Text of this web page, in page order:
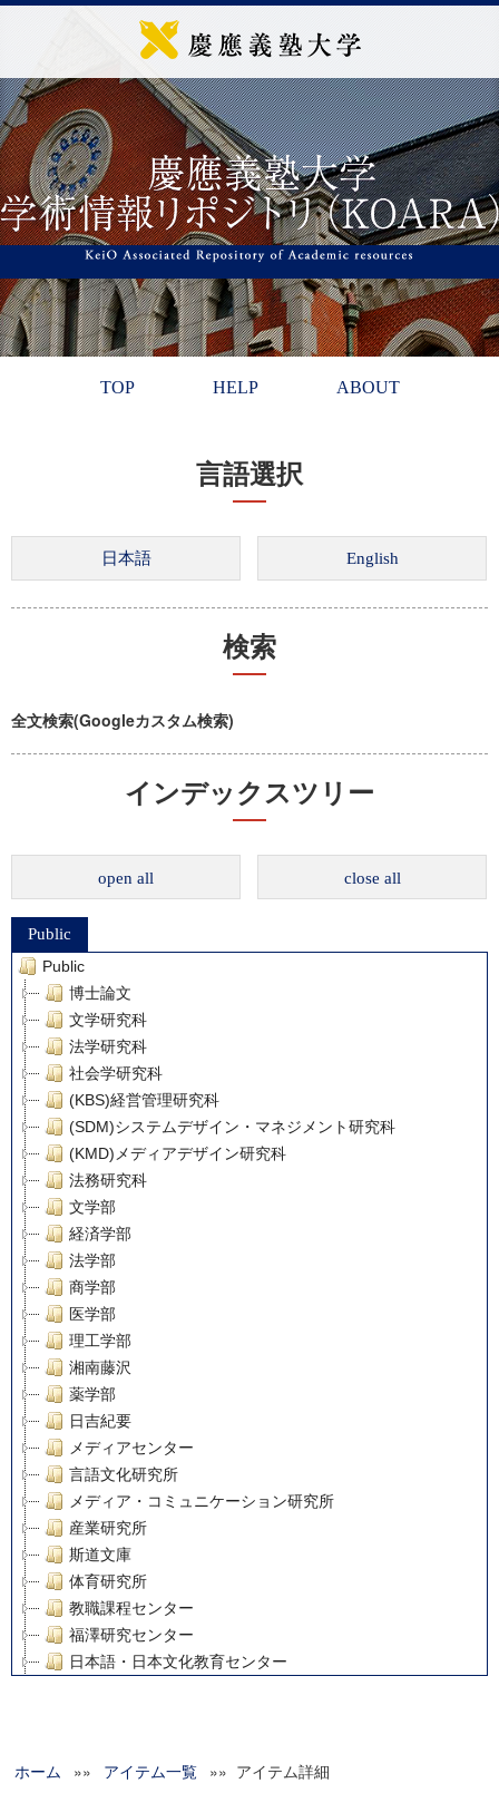
TOP HELP ABOUT
言語選択
検索
全文検索(Googleカスタム検索)
インデックスツリー
open all close all
Public
Public
博士論文
文学研究科
法学研究科
社会学研究科
(KBS)経営管理研究科
(SDM)システムデザイン・マネジメント研究科
(KMD)メディアデザイン研究科
法務研究科
文学部
経済学部
法学部
商学部
医学部
理工学部
湘南藤沢
薬学部
日吉紀要
メディアセンター
言語文化研究所
メディア・コミュニケーション研究所
産業研究所
斯道文庫
体育研究所
教職課程センター
福澤研究センター
日本語・日本文化教育センター
グローバルリサーチインスティテュート
ホーム »» アイテム一覧 »» アイテム詳細